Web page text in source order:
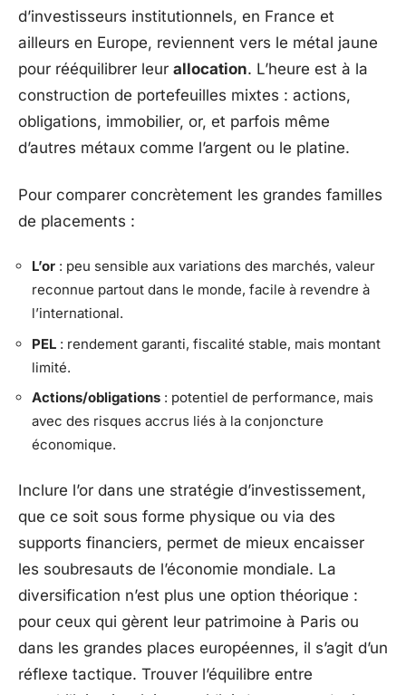
d’investisseurs institutionnels, en France et
ailleurs en Europe, reviennent vers le métal jaune
pour rééquilibrer leur allocation. L’heure est à la
construction de portefeuilles mixtes : actions,
obligations, immobilier, or, et parfois même
d’autres métaux comme l’argent ou le platine.
Pour comparer concrètement les grandes familles
de placements :
L’or : peu sensible aux variations des marchés, valeur
reconnue partout dans le monde, facile à revendre à
l’international.
PEL : rendement garanti, fiscalité stable, mais montant
limité.
Actions/obligations : potentiel de performance, mais
avec des risques accrus liés à la conjoncture
économique.
Inclure l’or dans une stratégie d’investissement,
que ce soit sous forme physique ou via des
supports financiers, permet de mieux encaisser
les soubresauts de l’économie mondiale. La
diversification n’est plus une option théorique :
pour ceux qui gèrent leur patrimoine à Paris ou
dans les grandes places européennes, il s’agit d’un
réflexe tactique. Trouver l’équilibre entre